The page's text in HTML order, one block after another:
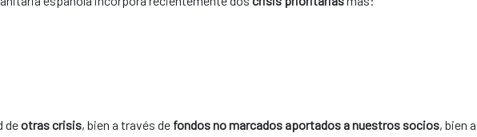
de otras crisis, bien a través de fondos no marcados aportados a nuestros socios, bien